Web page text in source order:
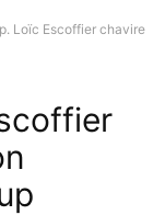
Loïc Escoffier chavire